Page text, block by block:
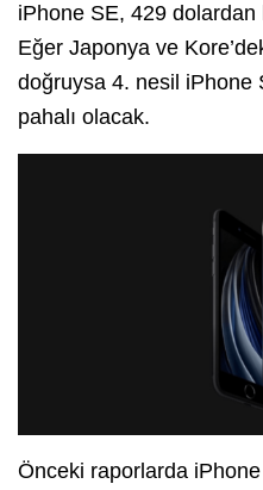
iPhone SE, 429
Eğer Japonya ve
doğruysa 4. nesil iPhone
pahalı olacak.
Önceki raporlarda